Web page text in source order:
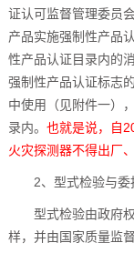
证认可监督管理委员
产品实施强制性产品
性产品认证目录内的
强制性产品认证标志
中使用（见附件一）
录内。 也就是说，自
火灾探测器不得出厂
2、型式检验与
型式检验由政府
样，并由国家质量监